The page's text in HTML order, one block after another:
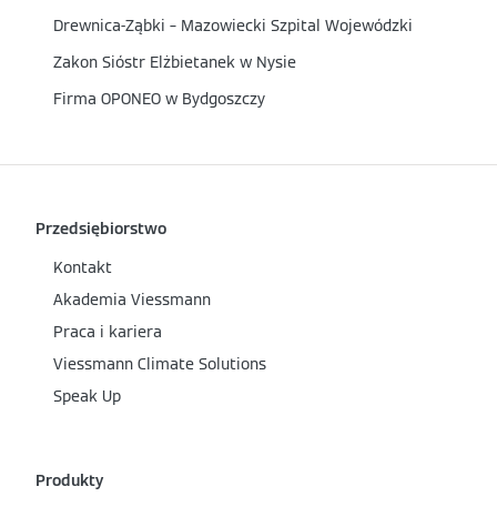
Drewnica-Ząbki – Mazowiecki Szpital Wojewódzki
Zakon Sióstr Elżbietanek w Nysie
Firma OPONEO w Bydgoszczy
Przedsiębiorstwo
Kontakt
Akademia Viessmann
Praca i kariera
Viessmann Climate Solutions
Speak Up
Produkty